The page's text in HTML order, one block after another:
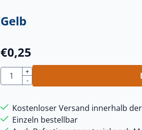
Gelb
€0,25
Anzahl
+
-
Kostenloser Versand innerhalb
Einzeln bestellbar